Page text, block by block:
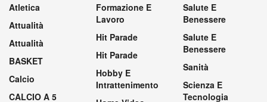
Atletica
Attualità
Attualità
BASKET
Calcio
CALCIO A 5
Formazione E
Lavoro
Hit Parade
Hit Parade
Hobby E
Intrattenimento
Salute E
Benessere
Salute E
Benessere
Sanità
Scienza E
Tecnologia